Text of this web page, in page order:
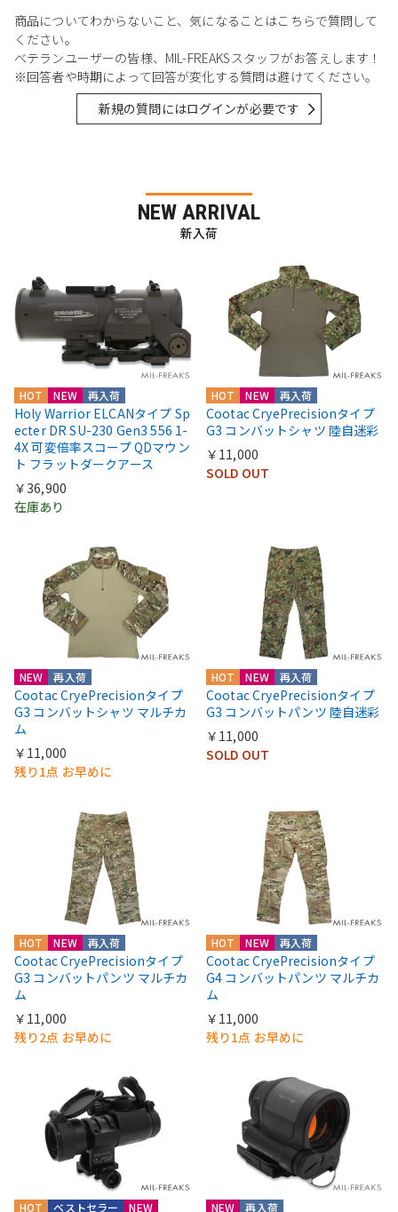
商品についてわからないこと、気になることはこちらで質問して
ください。
ベテランユーザーの皆様、MIL-FREAKSスタッフがお答えします！
※回答者や時期によって回答が変化する質問は避けてください。
新規の質問にはログインが必要です
NEW ARRIVAL
新入荷
HOT NEW 再入荷
Holy Warrior ELCANタイプ Sp
ecter DR SU-230 Gen3 556 1-
4X 可変倍率スコープ QDマウン
ト フラットダークアース
￥36,900
在庫あり
HOT NEW 再入荷
Cootac CryePrecisionタイプ
G3 コンバットシャツ 陸自迷彩
￥11,000
SOLD OUT
NEW 再入荷
Cootac CryePrecisionタイプ
G3 コンバットシャツ マルチカ
ム
￥11,000
残り1点 お早めに
HOT NEW 再入荷
Cootac CryePrecisionタイプ
G3 コンバットパンツ 陸自迷彩
￥11,000
SOLD OUT
HOT NEW 再入荷
Cootac CryePrecisionタイプ
G3 コンバットパンツ マルチカ
ム
￥11,000
残り2点 お早めに
HOT NEW 再入荷
Cootac CryePrecisionタイプ
G4 コンバットパンツ マルチカ
ム
￥11,000
残り1点 お早めに
HOT NEW
ベストセラー NEW 再入荷